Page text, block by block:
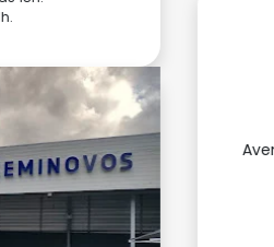
Barigui
1910 - Água Verde,
- Paraná
chegar